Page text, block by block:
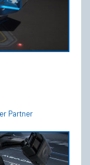
Partner